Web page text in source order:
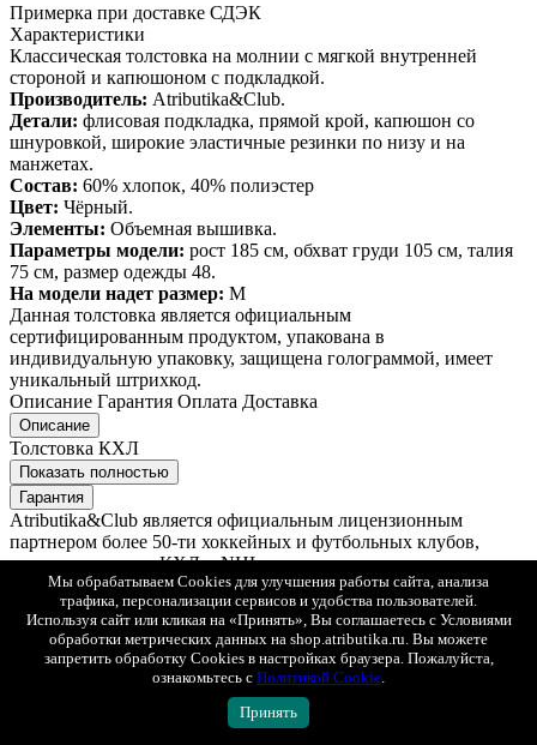
Примерка при доставке СДЭК
Характеристики
Классическая толстовка на молнии с мягкой внутренней
стороной и капюшоном с подкладкой.
Производитель: Atributika&Club.
Детали: флисовая подкладка, прямой крой, капюшон со
шнуровкой, широкие эластичные резинки по низу и на
манжетах.
Состав: 60% хлопок, 40% полиэстер
Цвет: Чёрный.
Элементы: Объемная вышивка.
Параметры модели: рост 185 см, обхват груди 105 см, талия
75 см, размер одежды 48.
На модели надет размер: М
Данная толстовка является официальным
сертифицированным продуктом, упакована в
индивидуальную упаковку, защищена голограммой, имеет
уникальный штрихкод.
Описание Гарантия Оплата Доставка
Описание
Толстовка КХЛ
Показать полностью
Гарантия
Atributika&Club является официальным лицензионным
партнером более 50-ти хоккейных и футбольных клубов,
включая команды КХЛ и NHL.
Гарантия оригинальности
Весь ассортимент – официальная клубная продукция. Мы не
продаем реплики. Вся продукция производится по лицензии и
согласовывается с клубами и лигами.
Мы обрабатываем Cookies для улучшения работы сайта, анализа
трафика, персонализации сервисов и удобства пользователей.
Используя сайт или кликая на «Принять», Вы соглашаетесь с Условиями
обработки метрических данных на shop.atributika.ru. Вы можете
запретить обработку Cookies в настройках браузера. Пожалуйста,
ознакомьтесь с Политикой Cookie.
Принять